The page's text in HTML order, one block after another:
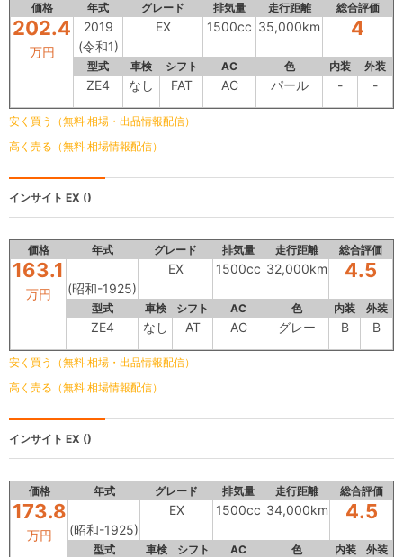
価格 年式 グレード 排気量 走行距離 総合評価
202.4
万円
2019
(令和1)
EX 1500cc 35,000km 4
型式 車検 シフト AC 色 内装 外装
ZE4 なし FAT AC パール - -
安く買う（無料 相場・出品情報配信）
高く売る（無料 相場情報配信）
インサイト EX ()
価格 年式 グレード 排気量 走行距離 総合評価
163.1
万円 (昭和-1925)
EX 1500cc 32,000km 4.5
型式 車検 シフト AC 色 内装 外装
ZE4 なし AT AC グレー B B
安く買う（無料 相場・出品情報配信）
高く売る（無料 相場情報配信）
インサイト EX ()
価格 年式 グレード 排気量 走行距離 総合評価
173.8
万円 (昭和-1925)
EX 1500cc 34,000km 4.5
型式 車検 シフト AC 色 内装 外装